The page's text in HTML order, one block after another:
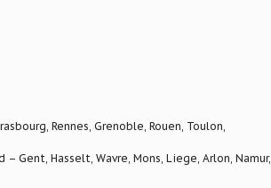
Rennes, Grenoble, Rouen, Toulon,
Gent, Hasselt, Wavre, Mons, Liege, Arlon, Namur,